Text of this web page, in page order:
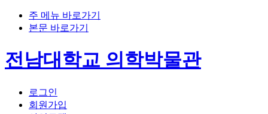
주 메뉴 바로가기
본문 바로가기
전남대학교 의학박물관
로그인
회원가입